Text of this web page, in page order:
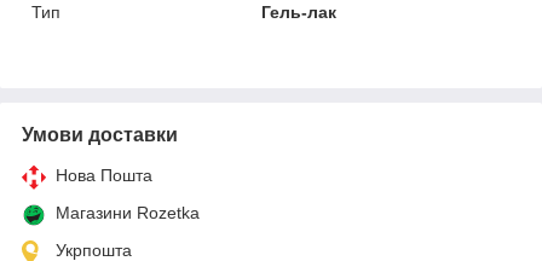
Тип
Гель-лак
Умови доставки
Нова Пошта
Магазини Rozetka
Укрпошта